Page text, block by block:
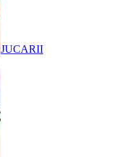
JUCARII